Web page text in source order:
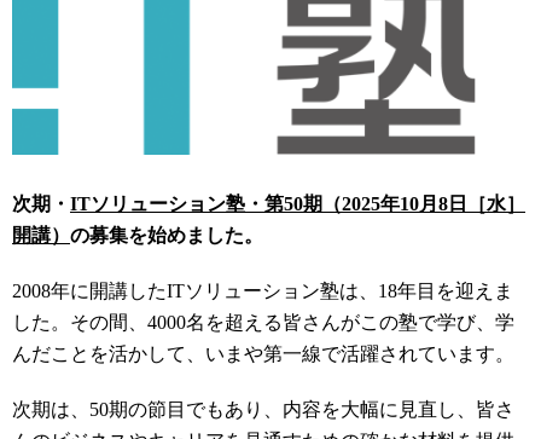
次期・ ITソリューション塾・第50期（2025年10月8日［水］
開講） の募集を始めました。
2008年に開講したITソリューション塾は、18年目を迎えま
した。その間、4000名を超える皆さんがこの塾で学び、学
んだことを活かして、いまや第一線で活躍されています。
次期は、50期の節目でもあり、内容を大幅に見直し、皆さ